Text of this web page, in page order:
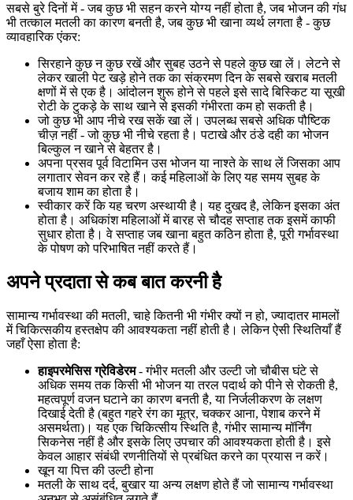
सबसे बुरे दिनों में - जब कुछ भी सहन करने योग्य नहीं होता है, जब भोजन की गंध
भी तत्काल मतली का कारण बनती है, जब कुछ भी खाना व्यर्थ लगता है - कुछ
व्यावहारिक एंकर:
सिरहाने कुछ न कुछ रखें और सुबह उठने से पहले कुछ खा लें। लेटने से
लेकर खाली पेट खड़े होने तक का संक्रमण दिन के सबसे खराब मतली
क्षणों में से एक है। आंदोलन शुरू होने से पहले इसे सादे बिस्किट या सूखी
रोटी के टुकड़े के साथ खाने से इसकी गंभीरता कम हो सकती है।
जो कुछ भी आप नीचे रख सकें खा लें। उपलब्ध सबसे अधिक पौष्टिक
चीज़ नहीं - जो कुछ भी नीचे रहता है। पटाखे और ठंडे दही का भोजन
बिल्कुल न खाने से बेहतर है।
अपना प्रसव पूर्व विटामिन उस भोजन या नाश्ते के साथ लें जिसका आप
लगातार सेवन कर रहे हैं। कई महिलाओं के लिए यह समय सुबह के
बजाय शाम का होता है।
स्वीकार करें कि यह चरण अस्थायी है। यह दुखद है, लेकिन इसका अंत
होता है। अधिकांश महिलाओं में बारह से चौदह सप्ताह तक इसमें काफी
सुधार होता है। वे सप्ताह जब खाना बहुत कठिन होता है, पूरी गर्भावस्था
के पोषण को परिभाषित नहीं करते हैं।
अपने प्रदाता से कब बात करनी है
सामान्य गर्भावस्था की मतली, चाहे कितनी भी गंभीर क्यों न हो, ज्यादातर मामलों
में चिकित्सकीय हस्तक्षेप की आवश्यकता नहीं होती है। लेकिन ऐसी स्थितियाँ हैं
जहाँ ऐसा होता है:
हाइपरमेसिस ग्रेविडेरम- गंभीर मतली और उल्टी जो चौबीस घंटे से
अधिक समय तक किसी भी भोजन या तरल पदार्थ को पीने से रोकती है,
महत्वपूर्ण वजन घटाने का कारण बनती है, या निर्जलीकरण के लक्षण
दिखाई देती है (बहुत गहरे रंग का मूत्र, चक्कर आना, पेशाब करने में
असमर्थता)। यह एक चिकित्सीय स्थिति है, गंभीर सामान्य मॉर्निंग
सिकनेस नहीं है और इसके लिए उपचार की आवश्यकता होती है। इसे
केवल आहार संबंधी रणनीतियों से प्रबंधित करने का प्रयास न करें।
खून या पित्त की उल्टी होना
मतली के साथ दर्द, बुखार या अन्य लक्षण होते हैं जो सामान्य गर्भावस्था